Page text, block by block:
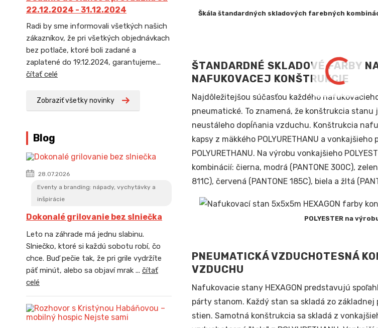
22.12.2024 - 31.12.2024
Radi by sme informovali všetkých našich
zákazníkov, že pri všetkých objednávkach
bez potlače, ktoré boli zadané a
zaplatené do 19.12.2024, garantujeme...
čítať celé
Zobraziť všetky novinky
Blog
28.07.2026
Eventy a branding: nápady, vychytávky a
inšpirácie
Dokonalé grilovanie bez slniečka
Leto na záhrade má jednu slabinu.
Slniečko, ktoré si každú sobotu robí, čo
chce. Buď pečie tak, že pri grile vydržíte
päť minút, alebo sa objaví mrak ... čítať
celé
Škála štandardných skladových farebných
ŠTANDARDNÉ SKLADOVÉ FARBY
NAFUKOVACEJ KONŠTRUKCIE
Najdôležitejšou súčasťou každého
pneumatické. To znamená, že konštrukcia
neustáleho dopĺňania vzduchu. Konštrukcia
kapsy z mäkkého POLYURETHANU a
POLYURETHANU. Na výrobu vonkajšieho
kombinácií: čierna, modrá (PANTONE 300C),
811C), červená (PANTONE 185C), biela a žltá
POLYESTER na
PNEUMATICKÁ VZDUCHOTESNÁ
VZDUCHU
Nafukovacie stany HEXAGON predstavujú
párty stanom. Každý stan sa skladá zo
stien. Samotná konštrukcia sa skladá z